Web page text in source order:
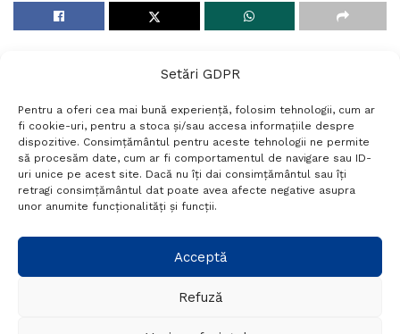
Setări GDPR
Pentru a oferi cea mai bună experiență, folosim tehnologii, cum ar
fi cookie-uri, pentru a stoca și/sau accesa informațiile despre
dispozitive. Consimțământul pentru aceste tehnologii ne permite
să procesăm date, cum ar fi comportamentul de navigare sau ID-
uri unice pe acest site. Dacă nu îți dai consimțământul sau îți
retragi consimțământul dat poate avea afecte negative asupra
unor anumite funcționalități și funcții.
Acceptă
Refuză
Termeni si conditii
Politică de confidențialitate
Politica cookies
Setări GDPR
+40 788 760 194